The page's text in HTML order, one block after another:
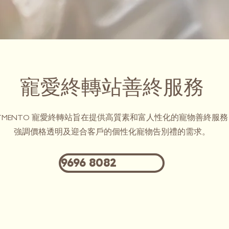
寵愛終轉站善終服務
寵愛終轉站旨在提供高質素和富人性化的寵物善終服
強調價格透明及迎合客戶的個性化寵物告別禮的需求。
9696 8082